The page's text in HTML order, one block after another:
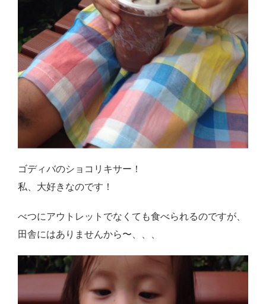
ゴディバのショコリキサー！
私、大好きなのです！
べつにアウトレットでなくても食べられるのですが、
田舎にはありませんから〜、、、